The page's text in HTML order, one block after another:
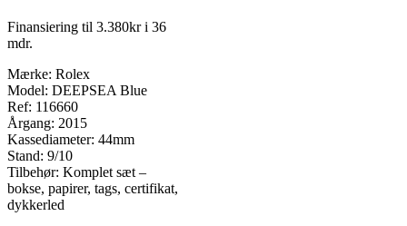
Finansiering til 3.380kr i 36
mdr.
Mærke: Rolex
Model: DEEPSEA Blue
Ref: 116660
Årgang: 2015
Kassediameter: 44mm
Stand: 9/10
Tilbehør: Komplet sæt –
bokse, papirer, tags, certifikat,
dykkerled